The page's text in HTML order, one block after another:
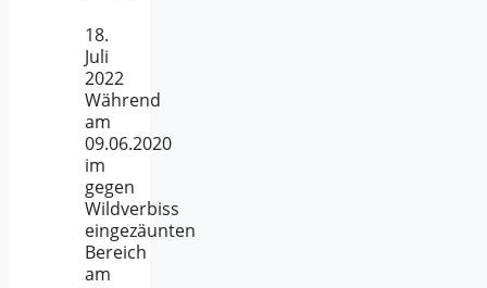
18.
Juli
2022
Während
am
09.06.2020
im
gegen
Wildverbiss
eingezäunten
Bereich
am